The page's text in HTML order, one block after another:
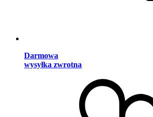
Darmowa
wysyłka zwrotna